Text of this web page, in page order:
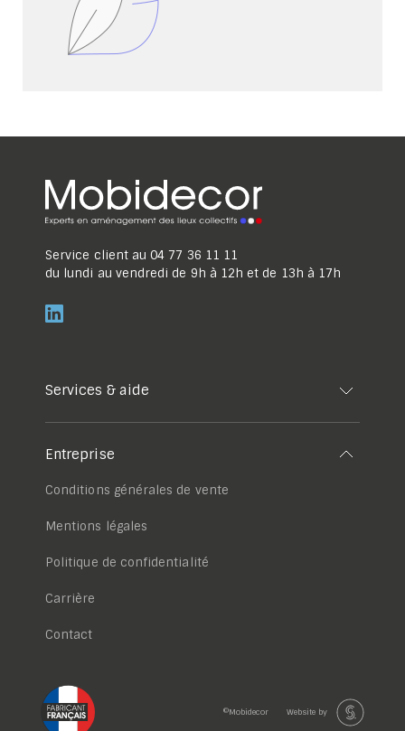
Service client au 04 77 36 11 11
du lundi au vendredi de 9h à 12h et de 13h à 17h
Services & aide
Entreprise
Conditions générales de vente
Mentions légales
Politique de confidentialité
Carrière
Contact
©Mobidecor Website by